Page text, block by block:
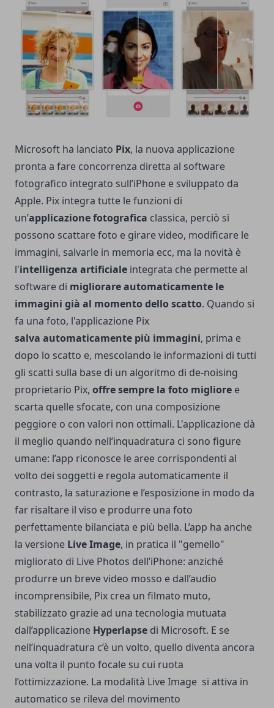
Microsoft ha lanciato Pix, la nuova applicazione
pronta a fare concorrenza diretta al software
fotografico integrato sull’iPhone e sviluppato da
Apple. Pix integra tutte le funzioni di
un’applicazione fotografica classica, perciò si
possono scattare foto e girare video, modificare le
immagini, salvarle in memoria ecc, ma la novità è
l'intelligenza artificiale integrata che permette al
software di migliorare automaticamente le
immagini già al momento dello scatto. Quando si
fa una foto, l'applicazione Pix
salva automaticamente più immagini, prima e
dopo lo scatto e, mescolando le informazioni di tutti
gli scatti sulla base di un algoritmo di de-noising
proprietario Pix, offre sempre la foto migliore e
scarta quelle sfocate, con una composizione
peggiore o con valori non ottimali. L'applicazione dà
il meglio quando nell’inquadratura ci sono figure
umane: l’app riconosce le aree corrispondenti al
volto dei soggetti e regola automaticamente il
contrasto, la saturazione e l’esposizione in modo da
far risaltare il viso e produrre una foto
perfettamente bilanciata e più bella. L’app ha anche
la versione Live Image, in pratica il "gemello"
migliorato di Live Photos dell’iPhone: anziché
produrre un breve video mosso e dall’audio
incomprensibile, Pix crea un filmato muto,
stabilizzato grazie ad una tecnologia mutuata
dall’applicazione Hyperlapse di Microsoft. E se
nell’inquadratura c’è un volto, quello diventa ancora
una volta il punto focale su cui ruota
l’ottimizzazione. La modalità Live Image si attiva in
automatico se rileva del movimento